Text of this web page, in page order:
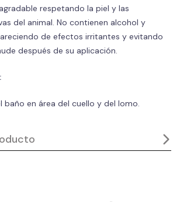
respetando la piel y las
del animal. No contienen alcohol y
de efectos irritantes y evitando
después de su aplicación.
baño en área del cuello y del lomo.